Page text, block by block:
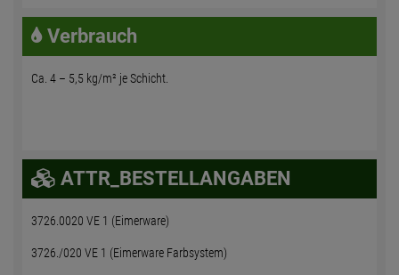
Verbrauch
Ca. 4 – 5,5 kg/m² je Schicht.
ATTR_BESTELLANGABEN
3726.0020 VE 1 (Eimerware)
3726./020 VE 1 (Eimerware Farbsystem)